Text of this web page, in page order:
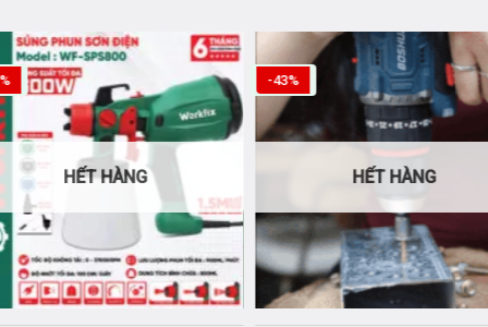
HẾT HÀNG
-43%
HẾT HÀNG